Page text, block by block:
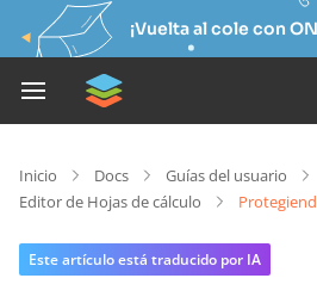
¡Vuelta al cole con
Inicio Docs
Guías del usuario
Editor de Hojas de cálculo
Este artículo está traducido por IA